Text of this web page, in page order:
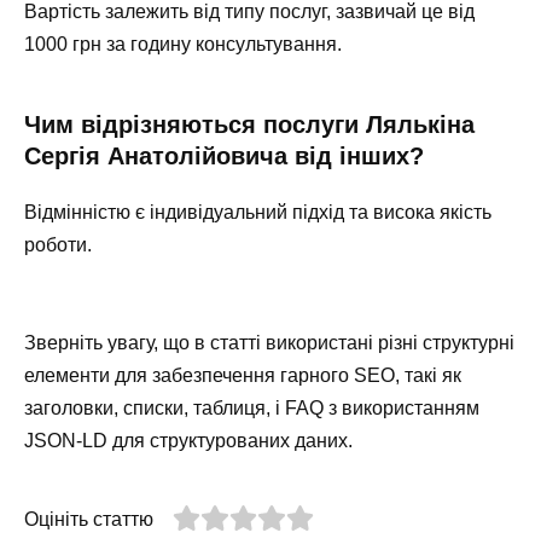
Вартість залежить від типу послуг, зазвичай це від
1000 грн за годину консультування.
Чим відрізняються послуги Лялькіна
Сергія Анатолійовича від інших?
Відмінністю є індивідуальний підхід та висока якість
роботи.
Зверніть увагу, що в статті використані різні структурні
елементи для забезпечення гарного SEO, такі як
заголовки, списки, таблиця, і FAQ з використанням
JSON-LD для структурованих даних.
Оцініть статтю